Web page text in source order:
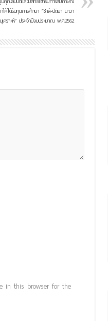
ให้ได้รับทุนการศึกษา “ชาลี-ปิติยา นาวา
นุเคราะห์” ประจำปีงบประมาณ พ.ศ.2562
in this browser for the